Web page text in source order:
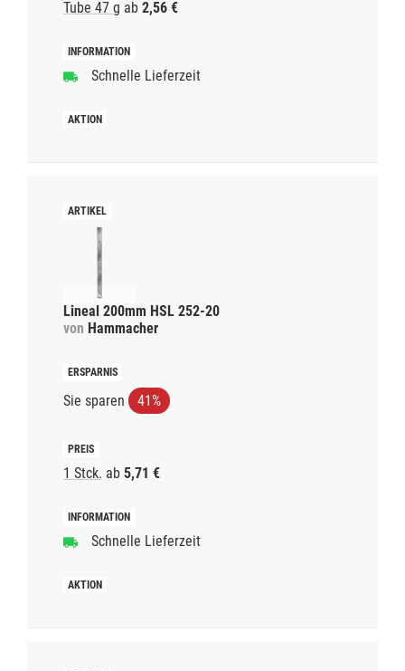
Tube 47 g ab 2,56 €
Schnelle Lieferzeit
Lineal 200mm HSL 252-20
von Hammacher
Sie sparen 41%
1 Stck. ab 5,71 €
Schnelle Lieferzeit